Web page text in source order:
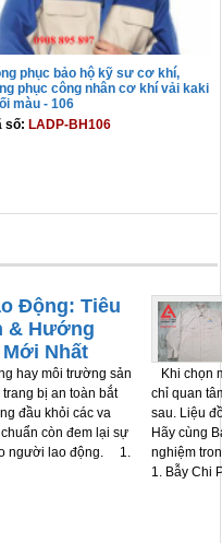
phục bảo hộ kỹ sư cơ khí,
phục công nhân cơ khí vải kaki
màu - 106
số: LADP-BH106
Động: Tiêu
& Hướng
Mới Nhất
hay môi trường sản
bị an toàn bắt
đầu khỏi các va
còn đem lại sự
người lao động. 1.
Khi chọn
chỉ quan
sau. Liệu
Hãy cùng
nghiệm
1. Bẫy Chi